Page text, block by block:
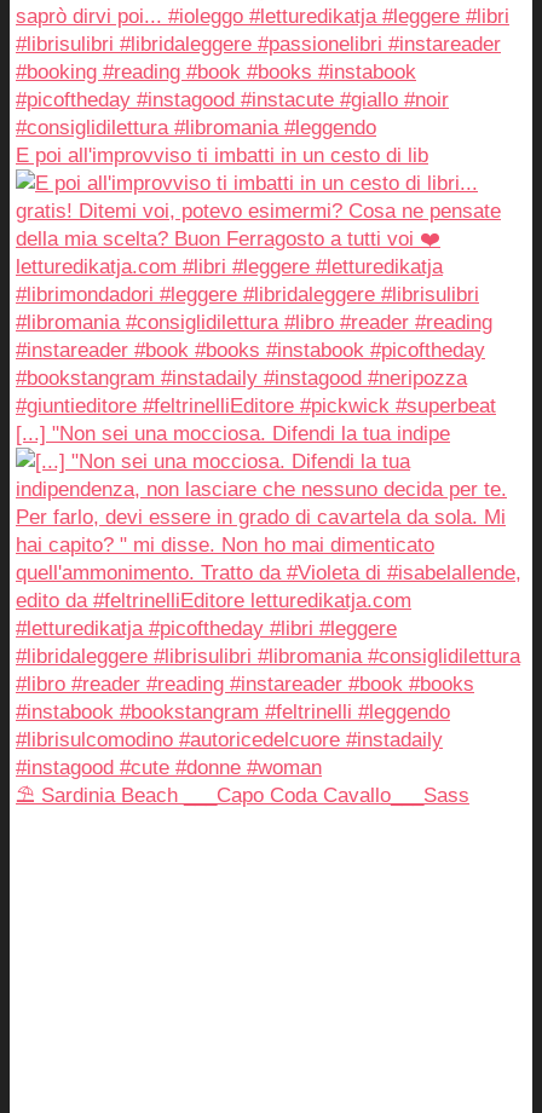
E poi all'improvviso ti imbatti in un cesto di lib
[...] "Non sei una mocciosa. Difendi la tua indipe
⛱️ Sardinia Beach ___Capo Coda Cavallo___Sass